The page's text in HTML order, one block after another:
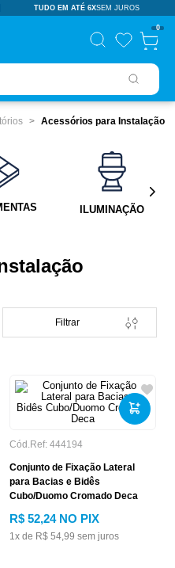
TUDO EM ATÉ 6XSEM JUROS
0
Acessórios para Instalação
ILUMINAÇÃO
Filtrar
Cód.Ref: 444194
Conjunto de Fixação Lateral
para Bacias e Bidês
Cubo/Duomo Cromado Deca
R$ 52,24NO PIX
1x de R$ 54,99 sem juros